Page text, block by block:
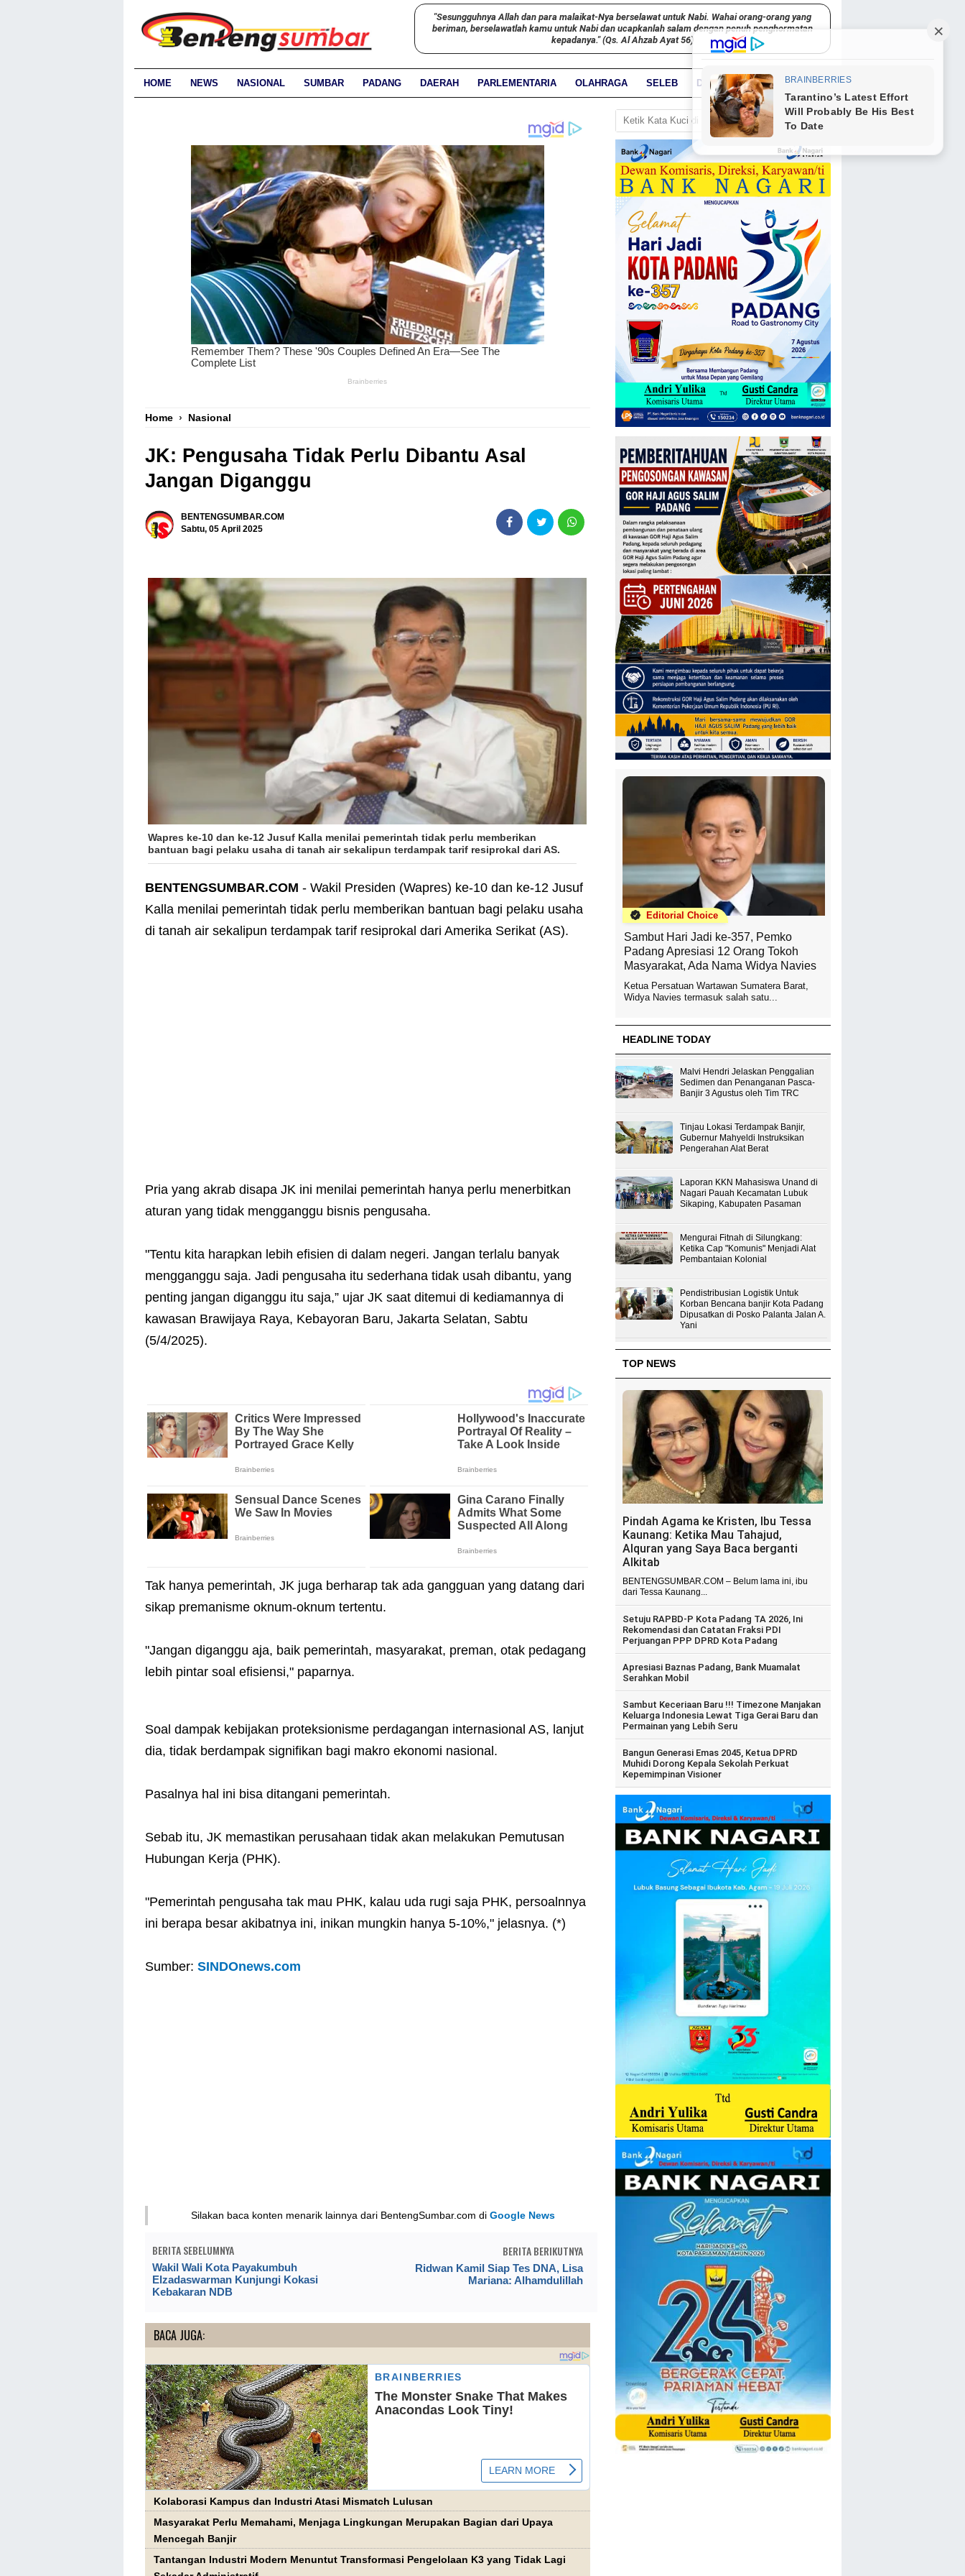
"Sesungguhnya Allah dan para malaikat-Nya berselawat untuk Nabi. Wahai orang-orang yang
beriman, berselawatlah kamu untuk Nabi dan ucapkanlah salam dengan penuh penghormatan
kepadanya." (Qs. Al Ahzab Ayat 56)
HOME NEWS NASIONAL SUMBAR PADANG DAERAH PARLEMENTARIA OLAHRAGA SELEB DUNIA PARIWARA
Home › Nasional
JK: Pengusaha Tidak Perlu Dibantu Asal
Jangan Diganggu
BENTENGSUMBAR.COM
Sabtu, 05 April 2025
Wapres ke-10 dan ke-12 Jusuf Kalla menilai pemerintah tidak perlu memberikan
bantuan bagi pelaku usaha di tanah air sekalipun terdampak tarif resiprokal dari AS.
BENTENGSUMBAR.COM - Wakil Presiden (Wapres) ke-10 dan ke-12 Jusuf
Kalla menilai pemerintah tidak perlu memberikan bantuan bagi pelaku usaha
di tanah air sekalipun terdampak tarif resiprokal dari Amerika Serikat (AS).
Pria yang akrab disapa JK ini menilai pemerintah hanya perlu menerbitkan
aturan yang tidak mengganggu bisnis pengusaha.
"Tentu kita harapkan lebih efisien di dalam negeri. Jangan terlalu banyak
mengganggu saja. Jadi pengusaha itu sederhana tidak usah dibantu, yang
penting jangan diganggu itu saja,” ujar JK saat ditemui di kediamannya di
kawasan Brawijaya Raya, Kebayoran Baru, Jakarta Selatan, Sabtu
(5/4/2025).
Tak hanya pemerintah, JK juga berharap tak ada gangguan yang datang dari
sikap premanisme oknum-oknum tertentu.
"Jangan diganggu aja, baik pemerintah, masyarakat, preman, otak pedagang
lebih pintar soal efisiensi," paparnya.
Soal dampak kebijakan proteksionisme perdagangan internasional AS, lanjut
dia, tidak berdampak signifikan bagi makro ekonomi nasional.
Pasalnya hal ini bisa ditangani pemerintah.
Sebab itu, JK memastikan perusahaan tidak akan melakukan Pemutusan
Hubungan Kerja (PHK).
"Pemerintah pengusaha tak mau PHK, kalau uda rugi saja PHK, persoalnnya
ini berapa besar akibatnya ini, inikan mungkin hanya 5-10%," jelasnya. (*)
Sumber: SINDOnews.com
Silakan baca konten menarik lainnya dari BentengSumbar.com diGoogle News
BERITA SEBELUMNYA
Wakil Wali Kota Payakumbuh
Elzadaswarman Kunjungi Kokasi
Kebakaran NDB
BERITA BERIKUTNYA
Ridwan Kamil Siap Tes DNA, Lisa
Mariana: Alhamdulillah
BACA JUGA:
Kolaborasi Kampus dan Industri Atasi Mismatch Lulusan
Masyarakat Perlu Memahami, Menjaga Lingkungan Merupakan Bagian dari Upaya
Mencegah Banjir
Tantangan Industri Modern Menuntut Transformasi Pengelolaan K3 yang Tidak Lagi
GO
Editorial Choice
Sambut Hari Jadi ke-357, Pemko
Padang Apresiasi 12 Orang Tokoh
Masyarakat, Ada Nama Widya Navies
Ketua Persatuan Wartawan Sumatera Barat,
Widya Navies termasuk salah satu...
HEADLINE TODAY
Malvi Hendri Jelaskan Penggalian
Sedimen dan Penanganan Pasca-
Banjir 3 Agustus oleh Tim TRC
Tinjau Lokasi Terdampak Banjir,
Gubernur Mahyeldi Instruksikan
Pengerahan Alat Berat
Laporan KKN Mahasiswa Unand di
Nagari Pauah Kecamatan Lubuk
Sikaping, Kabupaten Pasaman
Mengurai Fitnah di Silungkang:
Ketika Cap "Komunis" Menjadi Alat
Pembantaian Kolonial
Pendistribusian Logistik Untuk
Korban Bencana banjir Kota Padang
Dipusatkan di Posko Palanta Jalan A.
Yani
TOP NEWS
Pindah Agama ke Kristen, Ibu Tessa
Kaunang: Ketika Mau Tahajud,
Alquran yang Saya Baca berganti
Alkitab
BENTENGSUMBAR.COM – Belum lama ini, ibu
dari Tessa Kaunang...
Setuju RAPBD-P Kota Padang TA 2026, Ini
Rekomendasi dan Catatan Fraksi PDI
Perjuangan PPP DPRD Kota Padang
Apresiasi Baznas Padang, Bank Muamalat
Serahkan Mobil
Sambut Keceriaan Baru !!! Timezone Manjakan
Keluarga Indonesia Lewat Tiga Gerai Baru dan
Permainan yang Lebih Seru
Bangun Generasi Emas 2045, Ketua DPRD
Muhidi Dorong Kepala Sekolah Perkuat
Kepemimpinan Visioner